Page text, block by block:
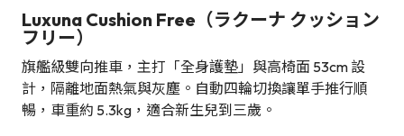
Luxuna Cushion Free（ラクーナ クッション
フリー）
旗艦級雙向推車，主打「全身護墊」與高椅面 53cm 設
計，隔離地面熱氣與灰塵。自動四輪切換讓單手推行順
暢，車重約 5.3kg，適合新生兒到三歲。